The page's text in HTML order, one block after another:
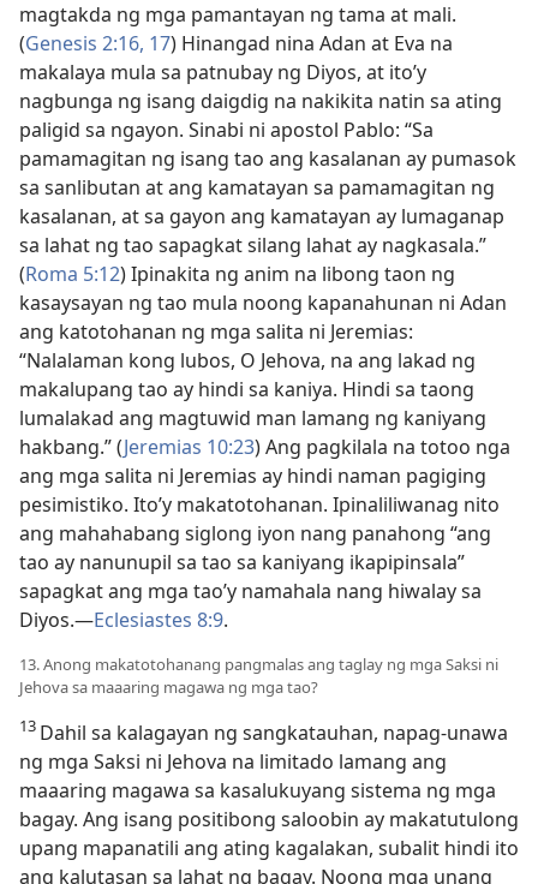
magtakda ng mga pamantayan ng tama at mali.
(Genesis 2:16, 17) Hinangad nina Adan at Eva na
makalaya mula sa patnubay ng Diyos, at ito’y
nagbunga ng isang daigdig na nakikita natin sa ating
paligid sa ngayon. Sinabi ni apostol Pablo: “Sa
pamamagitan ng isang tao ang kasalanan ay pumasok
sa sanlibutan at ang kamatayan sa pamamagitan ng
kasalanan, at sa gayon ang kamatayan ay lumaganap
sa lahat ng tao sapagkat silang lahat ay nagkasala.”
(Roma 5:12) Ipinakita ng anim na libong taon ng
kasaysayan ng tao mula noong kapanahunan ni Adan
ang katotohanan ng mga salita ni Jeremias:
“Nalalaman kong lubos, O Jehova, na ang lakad ng
makalupang tao ay hindi sa kaniya. Hindi sa taong
lumalakad ang magtuwid man lamang ng kaniyang
hakbang.” (Jeremias 10:23) Ang pagkilala na totoo nga
ang mga salita ni Jeremias ay hindi naman pagiging
pesimistiko. Ito’y makatotohanan. Ipinaliliwanag nito
ang mahahabang siglong iyon nang panahong “ang
tao ay nanunupil sa tao sa kaniyang ikapipinsala”
sapagkat ang mga tao’y namahala nang hiwalay sa
Diyos.​—Eclesiastes 8:9.
13. Anong makatotohanang pangmalas ang taglay ng mga Saksi ni
Jehova sa maaaring magawa ng mga tao?
13 Dahil sa kalagayan ng sangkatauhan, napag-unawa
ng mga Saksi ni Jehova na limitado lamang ang
maaaring magawa sa kasalukuyang sistema ng mga
bagay. Ang isang positibong saloobin ay makatutulong
upang mapanatili ang ating kagalakan, subalit hindi ito
ang kalutasan sa lahat ng bagay. Noong mga unang